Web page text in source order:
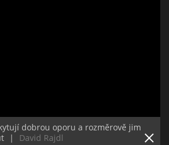
dobrou oporu a rozměrově jim
| David Rajdl